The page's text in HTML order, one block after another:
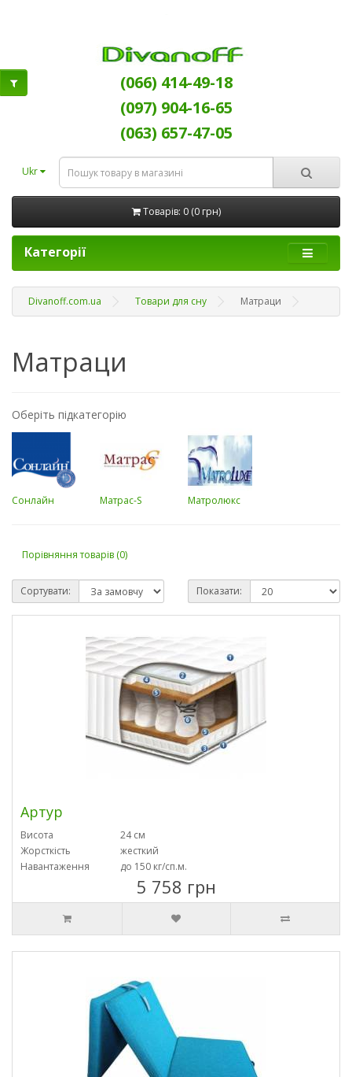
(066) 414-49-18
(097) 904-16-65
(063) 657-47-05
Ukr
Товарів: 0 (0 грн)
Категорії
Divanoff.com.ua Товари для сну Матраци
Матраци
Оберіть підкатегорію
Сонлайн Матрас-S Матролюкс
Порівняння товарів (0)
Сортувати: Показати:
Артур
Висота
24 см
Жорсткість
жесткий
Навантаження
до 150 кг/сп.м.
5 758 грн